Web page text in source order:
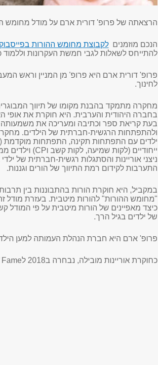
הרצאתה של פרופ' דורית ארם על מודל מחומש
הנכם מוזמנים לקבוצת מחומש ההורות בפייסבוק
להתייחס לשאלות לגבי חמשת העקרונות וללמוד
פרופ' דורית ארם היא פרופ' מן המניין וראש
לחינוך.
מחקרה מתמקד בהבנת מקומו של תיווך
בחברה היהודית והערבית. היא חוקרת את אופי
בעת קריאת ספר וכתיבה ומעריכה את משמעותה
ולהתפתחות הרגשית-חברתית של הילדים.
ילדים עם התפתחות תקינה, התפתחות מוקדמת
ייחודיים (לקות שמיעה, לקות קשב וCP) וילדים
ניצני אוריינות והסתגלות רגשית-חברתית של
התערבות לקידום רמת התיווך של הורים וגננות.
במקביל, היא חוקרת הורות בהתבוננות בין
"מחומש ההורות" להורות מיטבית. בעזרת מודל
כיצד מאפיינים של הורות מיטבית על פי המודל
של ילדים בגיל הרך.
פרופ' ארם היא חברת הנהלת העמותה למען
כחוקרת אוריינות מובילה, נבחרה ב2018 ל